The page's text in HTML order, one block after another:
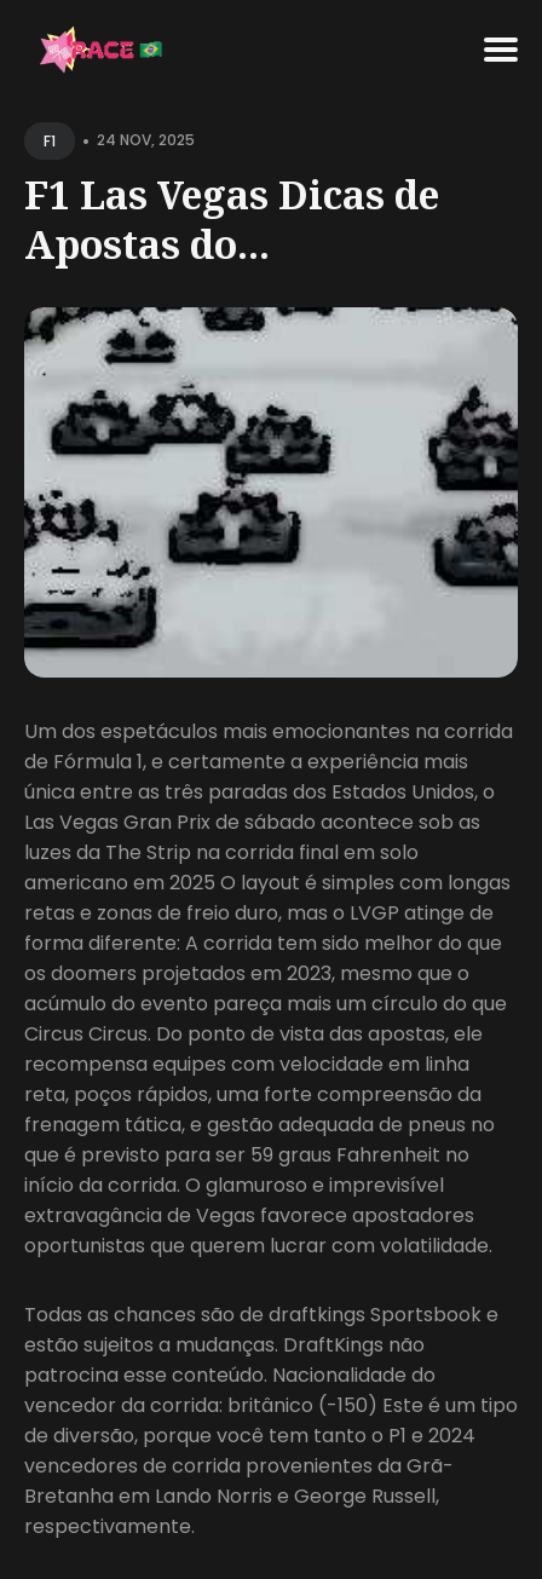
for
F1 • 24 NOV, 2025
F1 Las Vegas Dicas de
Apostas do...
Um dos espetáculos mais emocionantes na corrida
de Fórmula 1, e certamente a experiência mais
única entre as três paradas dos Estados Unidos, o
Las Vegas Gran Prix de sábado acontece sob as
luzes da The Strip na corrida final em solo
americano em 2025 O layout é simples com longas
retas e zonas de freio duro, mas o LVGP atinge de
forma diferente: A corrida tem sido melhor do que
os doomers projetados em 2023, mesmo que o
acúmulo do evento pareça mais um círculo do que
Circus Circus. Do ponto de vista das apostas, ele
recompensa equipes com velocidade em linha
reta, poços rápidos, uma forte compreensão da
frenagem tática, e gestão adequada de pneus no
que é previsto para ser 59 graus Fahrenheit no
início da corrida. O glamuroso e imprevisível
extravagância de Vegas favorece apostadores
oportunistas que querem lucrar com volatilidade.
Todas as chances são de draftkings Sportsbook e
estão sujeitos a mudanças. DraftKings não
patrocina esse conteúdo. Nacionalidade do
vencedor da corrida: britânico (-150) Este é um tipo
de diversão, porque você tem tanto o P1 e 2024
vencedores de corrida provenientes da Grã-
Bretanha em Lando Norris e George Russell,
respectivamente.